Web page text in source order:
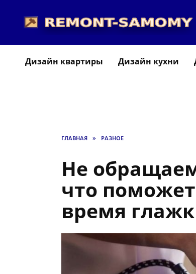
содержанию
Дизайн квартиры Дизайн кухни
ГЛАВНАЯ » РАЗНОЕ
Не
что
время